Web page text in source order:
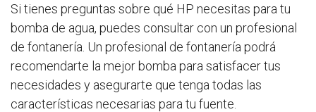
Si tienes preguntas sobre qué HP necesitas para tu
bomba de agua, puedes consultar con un profesional
de fontanería. Un profesional de fontanería podrá
recomendarte la mejor bomba para satisfacer tus
necesidades y asegurarte que tenga todas las
características necesarias para tu fuente.